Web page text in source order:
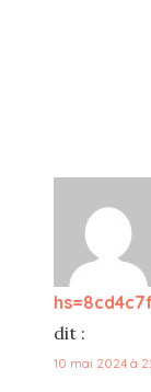
dit :
10 mai 2024 à